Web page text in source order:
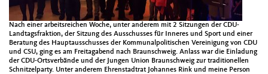
Nach einer arbeitsreichen Woche, unter anderem mit 2 Sitzungen der CDU-
Landtagsfraktion, der Sitzung des Ausschusses für Inneres und Sport und einer
Beratung des Hauptausschusses der Kommunalpolitischen Vereinigung von CDU
und CSU, ging es am Freitagabend nach Braunschweig. Anlass war die Einladung
der CDU-Ortsverbände und der Jungen Union Braunschweig zur traditionellen
Schnitzelparty. Unter anderem Ehrenstadtrat Johannes Rink und meine Person